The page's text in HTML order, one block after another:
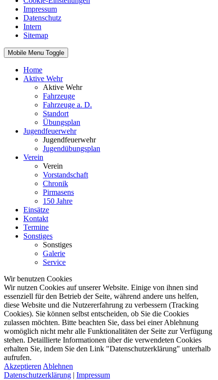
Impressum
Datenschutz
Intern
Sitemap
Mobile Menu Toggle
Home
Aktive Wehr
Aktive Wehr
Fahrzeuge
Fahrzeuge a. D.
Standort
Übungsplan
Jugendfeuerwehr
Jugendfeuerwehr
Jugendübungsplan
Verein
Verein
Vorstandschaft
Chronik
Pirmasens
150 Jahre
Einsätze
Kontakt
Termine
Sonstiges
Sonstiges
Galerie
Service
Wir benutzen Cookies
Wir nutzen Cookies auf unserer Website. Einige von ihnen sind
essenziell für den Betrieb der Seite, während andere uns helfen,
diese Website und die Nutzererfahrung zu verbessern (Tracking
Cookies). Sie können selbst entscheiden, ob Sie die Cookies
zulassen möchten. Bitte beachten Sie, dass bei einer Ablehnung
womöglich nicht mehr alle Funktionalitäten der Seite zur Verfügung
stehen. Detaillierte Informationen über die verwendeten Cookies
erhalten Sie, indem Sie den Link "Datenschutzerklärung" unterhalb
aufrufen.
Akzeptieren Ablehnen
Datenschutzerklärung | Impressum